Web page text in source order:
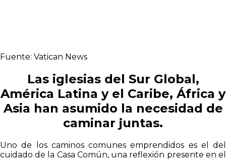
Fuente: Vatican News
Las iglesias del Sur Global,
América Latina y el Caribe, África y
Asia han asumido la necesidad de
caminar juntas.
Uno de los caminos comunes emprendidos es el del
cuidado de la Casa Común, una reflexión presente en el